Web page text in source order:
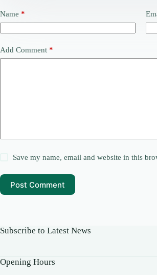
Name *
Add Comment *
Save my name, email and website in this
Post Comment
Subscribe to Latest News
Opening Hours